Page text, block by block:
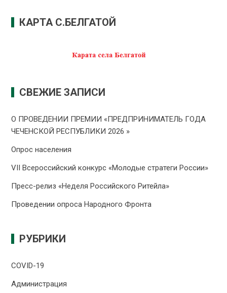
КАРТА С.БЕЛГАТОЙ
СВЕЖИЕ ЗАПИСИ
О ПРОВЕДЕНИИ ПРЕMИИ «ПРЕДПРИНИМАТЕЛЬ ГОДА
ЧЕЧЕНСКОЙ РЕСПУБЛИКИ 2026 »
Опрос населения
VII Всероссийский конкурс «Молодые стратеги России»
Пресс-релиз «Неделя Российского Ритейла»
Проведении опроса Народного Фронта
РУБРИКИ
COVID-19
Администрация